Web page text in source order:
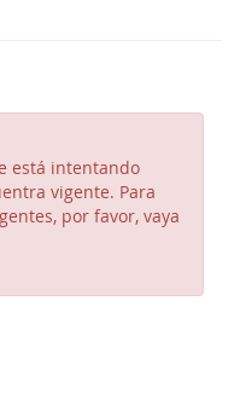
está intentando
vigente. Para
por favor, vaya